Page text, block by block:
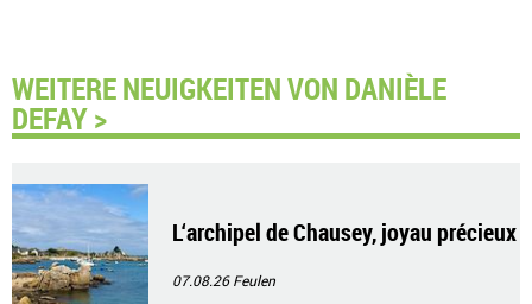
WEITERE NEUIGKEITEN VON DANIÈLE
DEFAY >
L‘archipel de Chausey, joyau précieux
07.08.26Feulen